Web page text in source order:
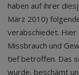
haben auf ihrer
März 2010)
verabschiedet.
Missbrauch und
tief betroffen. Das
wurde, beschämt